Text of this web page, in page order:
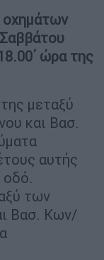
ώρα της
μεταξύ
και Βασ.
αυτής
οδό.
των
Βασ. Κων/